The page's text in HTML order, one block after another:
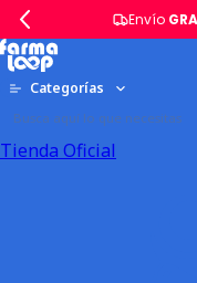
Envío
Categorías
Tienda Oficial